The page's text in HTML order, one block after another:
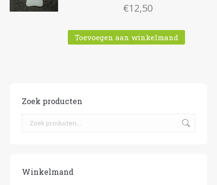
€12,50
Toevoegen aan winkelmand
Zoek producten
Winkelmand